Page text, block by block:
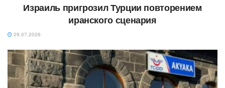
Израиль пригрозил Турции повторением
иранского сценария
29.07.2026